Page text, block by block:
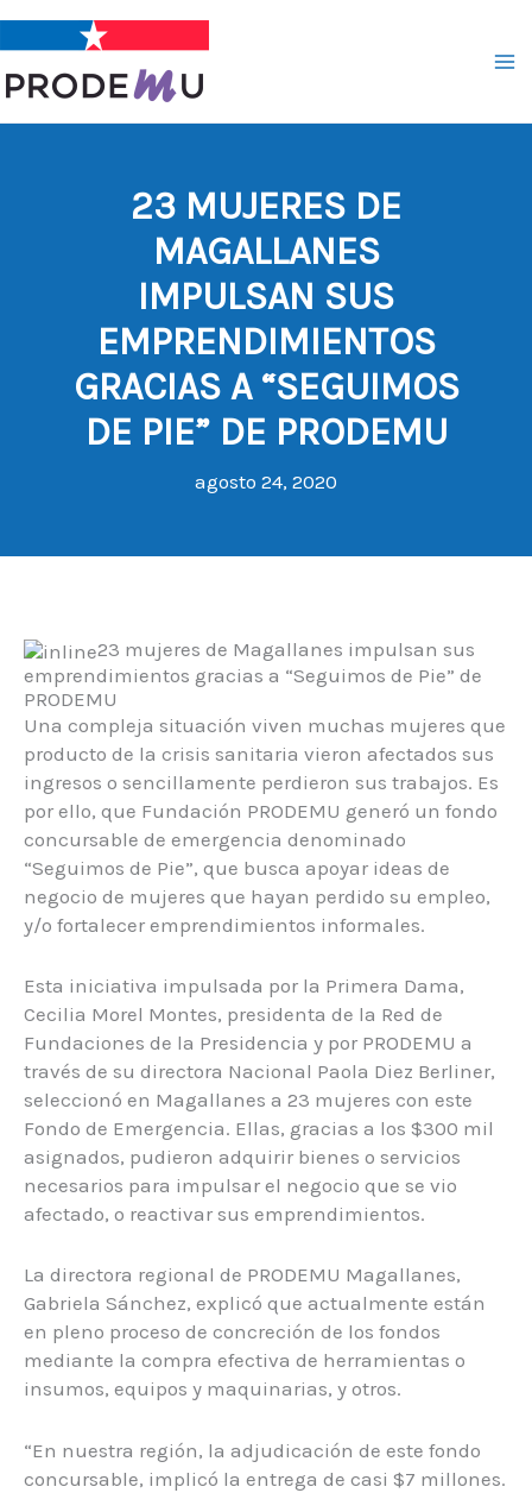
contenido
23 MUJERES DE
MAGALLANES
IMPULSAN SUS
EMPRENDIMIENTOS
GRACIAS A “SEGUIMOS
DE PIE” DE PRODEMU
agosto 24, 2020
23 mujeres de Magallanes impulsan sus
emprendimientos gracias a “Seguimos de Pie” de
PRODEMU
Una compleja situación viven muchas mujeres que
producto de la crisis sanitaria vieron afectados sus
ingresos o sencillamente perdieron sus trabajos. Es
por ello, que Fundación PRODEMU generó un fondo
concursable de emergencia denominado
“Seguimos de Pie”, que busca apoyar ideas de
negocio de mujeres que hayan perdido su empleo,
y/o fortalecer emprendimientos informales.
Esta iniciativa impulsada por la Primera Dama,
Cecilia Morel Montes, presidenta de la Red de
Fundaciones de la Presidencia y por PRODEMU a
través de su directora Nacional Paola Diez Berliner,
seleccionó en Magallanes a 23 mujeres con este
Fondo de Emergencia. Ellas, gracias a los $300 mil
asignados, pudieron adquirir bienes o servicios
necesarios para impulsar el negocio que se vio
afectado, o reactivar sus emprendimientos.
La directora regional de PRODEMU Magallanes,
Gabriela Sánchez, explicó que actualmente están
en pleno proceso de concreción de los fondos
mediante la compra efectiva de herramientas o
insumos, equipos y maquinarias, y otros.
“En nuestra región, la adjudicación de este fondo
concursable, implicó la entrega de casi $7 millones.